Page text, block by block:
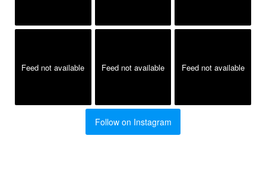
Feed not available Feed not available Feed not available
Follow on Instagram